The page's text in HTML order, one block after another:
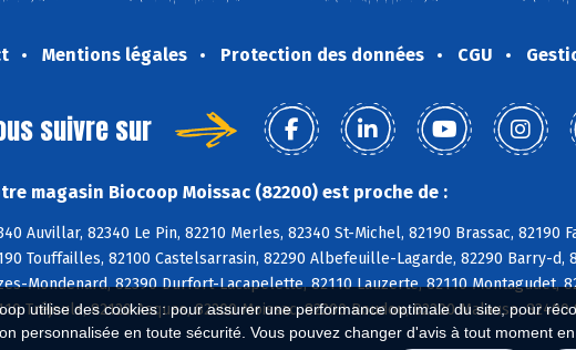
utilise des cookies : pour assurer une performance optimale du site, pour
personnalisée en toute sécurité. Vous pouvez changer d'avis à tout moment
Mentions légales Protection des données CGU
suivre sur
magasin Biocoop Moissac (82200) est proche de :
Auvillar, 82340 Le Pin, 82210 Merles, 82340 St-Michel, 82190 Brassac,
Touffailles, 82100 Castelsarrasin, 82290 Albefeuille-Lagarde, 82290 Barry-d,
Mondenard, 82390 Durfort-Lacapelette, 82110 Lauzerte, 82110 Montagudet,
Tréjouls, 82120 Asques, 82200 Moissac, 82200 Boudou, 82200 Malause,